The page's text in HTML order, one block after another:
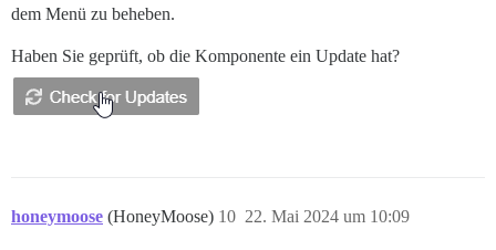
dem Menü zu beheben.
Haben Sie geprüft, ob die Komponente ein Update hat?
honeymoose (HoneyMoose) 22. Mai 2024 um 10:09
10